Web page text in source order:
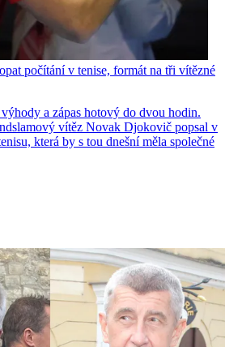
počítání v tenise, formát na tři vítězné
a zápas hotový do dvou hodin.
vítěz Novak Djokovič popsal v
která by s tou dnešní měla společné